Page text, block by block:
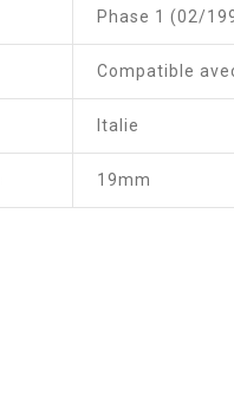
Phase 1 (02/
Compatible
Italie
19mm